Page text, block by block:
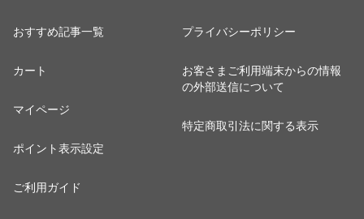
おすすめ記事一覧
カート
マイページ
ポイント表示設定
ご利用ガイド
プライバシーポリシー
お客さまご利用端末からの情報
の外部送信について
特定商取引法に関する表示